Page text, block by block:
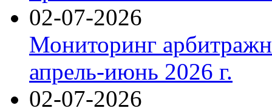
02-07-2026
Мониторинг
апрель-июнь 2026 г.
02-07-2026